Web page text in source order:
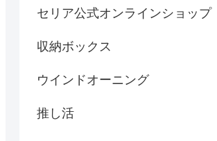
セリア公式オンラインショップ
収納ボックス
ウインドオーニング
推し活